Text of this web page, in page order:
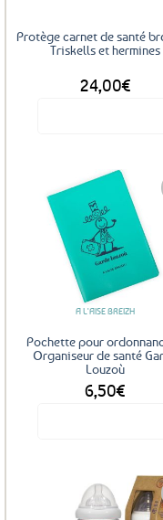
Protège carnet de santé
Triskells et hermines
24,00€
A L'AISE BREIZH
Pochette pour
Organiseur de santé
Louzoù
6,50€